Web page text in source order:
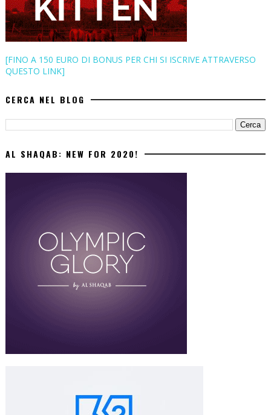
[FINO A 150 EURO DI BONUS PER CHI SI ISCRIVE ATTRAVERSO
QUESTO LINK]
CERCA NEL BLOG
AL SHAQAB: NEW FOR 2020!